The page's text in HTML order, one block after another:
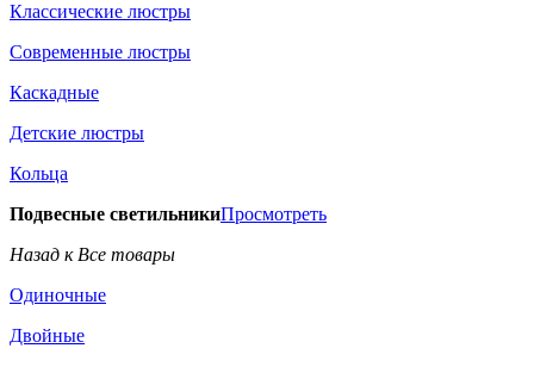
Классические люстры
Современные люстры
Каскадные
Детские люстры
Кольца
Подвесные светильникиПросмотреть
Назад к Все товары
Одиночные
Двойные